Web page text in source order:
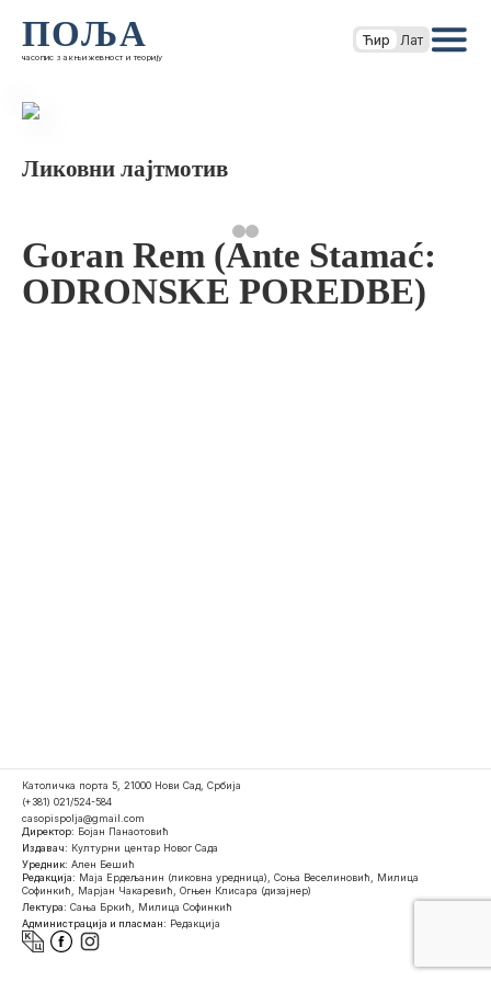
ПОЉА
часопис за књижевност и теорију
Ћир Лат
Ликовни лајтмотив
Goran Rem (Ante Stamać:
ODRONSKE POREDBE)
Католичка порта 5, 21000 Нови Сад, Србија
(+381) 021/524-584
casopispolja@gmail.com
Директор: Бојан Панаотовић
Издавач: Културни центар Новог Сада
Уредник: Ален Бешић
Редакција: Маја Ердељанин (ликовна уредница), Соња Веселиновић, Милица
Софинкић, Марјан Чакаревић, Огњен Клисара (дизајнер)
Лектура: Сања Бркић, Милица Софинкић
Администрација и пласман: Редакција